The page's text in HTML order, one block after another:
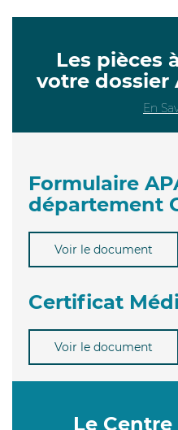
Les pièces
votre dossier
En
Formulaire
département
Voir le document
Certificat
Voir le document
Le